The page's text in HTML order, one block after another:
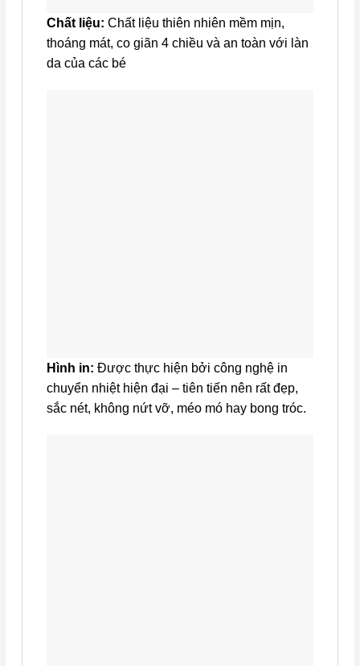
Chất liệu: Chất liệu thiên nhiên mềm mịn,
thoáng mát, co giãn 4 chiều và an toàn với làn
da của các bé
Hình in: Được thực hiện bởi công nghệ in
chuyển nhiệt hiện đại – tiên tiến nên rất đẹp,
sắc nét, không nứt vỡ, méo mó hay bong tróc.